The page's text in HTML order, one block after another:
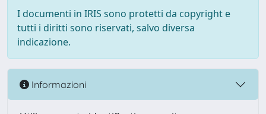
I documenti in IRIS sono protetti da copyright e
tutti i diritti sono riservati, salvo diversa
indicazione.
Informazioni